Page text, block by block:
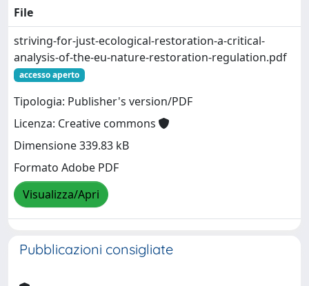
File
striving-for-just-ecological-restoration-a-critical-
analysis-of-the-eu-nature-restoration-regulation.pdf
accesso aperto
Tipologia: Publisher's version/PDF
Licenza: Creative commons
Dimensione 339.83 kB
Formato Adobe PDF
Visualizza/Apri
Pubblicazioni consigliate